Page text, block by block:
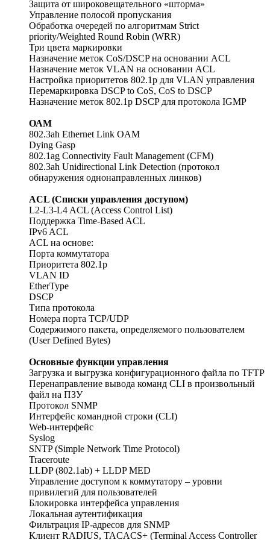
Защита от широковещательного «шторма»
Управление полосой пропускания
Обработка очередей по алгоритмам Strict
priority/Weighted Round Robin (WRR)
Три цвета маркировки
Назначение меток CoS/DSCP на основании ACL
Назначение меток VLAN на основании ACL
Настройка приоритетов 802.1p для VLAN управления
Перемаркировка DSCP to CoS, CoS to DSCP
Назначение меток 802.1p DSCP для протокола IGMP
ОАМ
802.3ah Ethernet Link OAM
Dying Gasp
802.1ag Connectivity Fault Management (CFM)
802.3ah Unidirectional Link Detection (протокол
обнаружения однонаправленных линков)
ACL (Списки управления доступом)
L2-L3-L4 ACL (Access Control List)
Поддержка Time-Based ACL
IPv6 ACL
ACL на основе:
Порта коммутатора
Приоритета 802.1p
VLAN ID
EtherType
DSCP
Типа протокола
Номера порта TCP/UDP
Содержимого пакета, определяемого пользователем
(User Defined Bytes)
Основные функции управления
Загрузка и выгрузка конфигурационного файла по TFTP
Перенаправление вывода команд CLI в произвольный
файл на ПЗУ
Протокол SNMP
Интерфейс командной строки (CLI)
Web-интерфейс
Syslog
SNTP (Simple Network Time Protocol)
Traceroute
LLDP (802.1ab) + LLDP MED
Управление доступом к коммутатору – уровни
привилегий для пользователей
Блокировка интерфейса управления
Локальная аутентификация
Фильтрация IP-адресов для SNMP
Клиент RADIUS, TACACS+ (Terminal Access Controller